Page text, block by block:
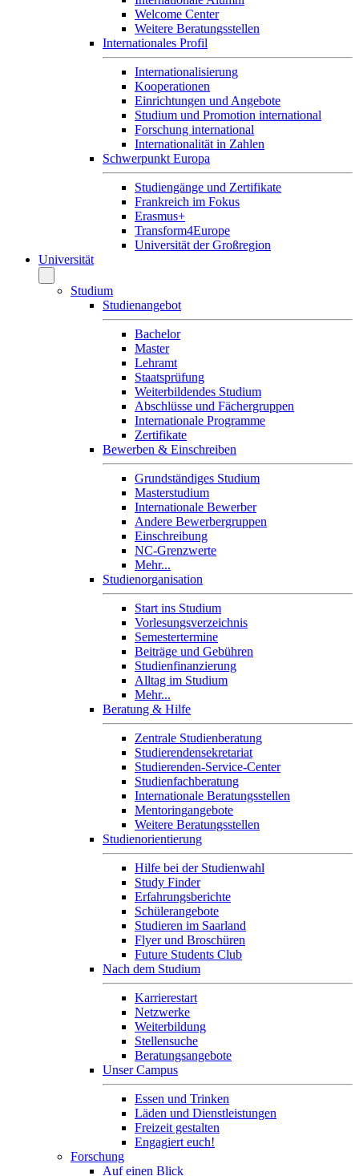
Welcome Center
Weitere Beratungsstellen
Internationales Profil
Internationalisierung
Kooperationen
Einrichtungen und Angebote
Studium und Promotion international
Forschung international
Internationalität in Zahlen
Schwerpunkt Europa
Studiengänge und Zertifikate
Frankreich im Fokus
Erasmus+
Transform4Europe
Universität der Großregion
Universität
Studium
Studienangebot
Bachelor
Master
Lehramt
Staatsprüfung
Weiterbildendes Studium
Abschlüsse und Fächergruppen
Internationale Programme
Zertifikate
Bewerben & Einschreiben
Grundständiges Studium
Masterstudium
Internationale Bewerber
Andere Bewerbergruppen
Einschreibung
NC-Grenzwerte
Mehr...
Studienorganisation
Start ins Studium
Vorlesungsverzeichnis
Semestertermine
Beiträge und Gebühren
Studienfinanzierung
Alltag im Studium
Mehr...
Beratung & Hilfe
Zentrale Studienberatung
Studierendensekretariat
Studierenden-Service-Center
Studienfachberatung
Internationale Beratungsstellen
Mentoringangebote
Weitere Beratungsstellen
Studienorientierung
Hilfe bei der Studienwahl
Study Finder
Erfahrungsberichte
Schülerangebote
Studieren im Saarland
Flyer und Broschüren
Future Students Club
Nach dem Studium
Karrierestart
Netzwerke
Weiterbildung
Stellensuche
Beratungsangebote
Unser Campus
Essen und Trinken
Läden und Dienstleistungen
Freizeit gestalten
Engagiert euch!
Forschung
Auf einen Blick